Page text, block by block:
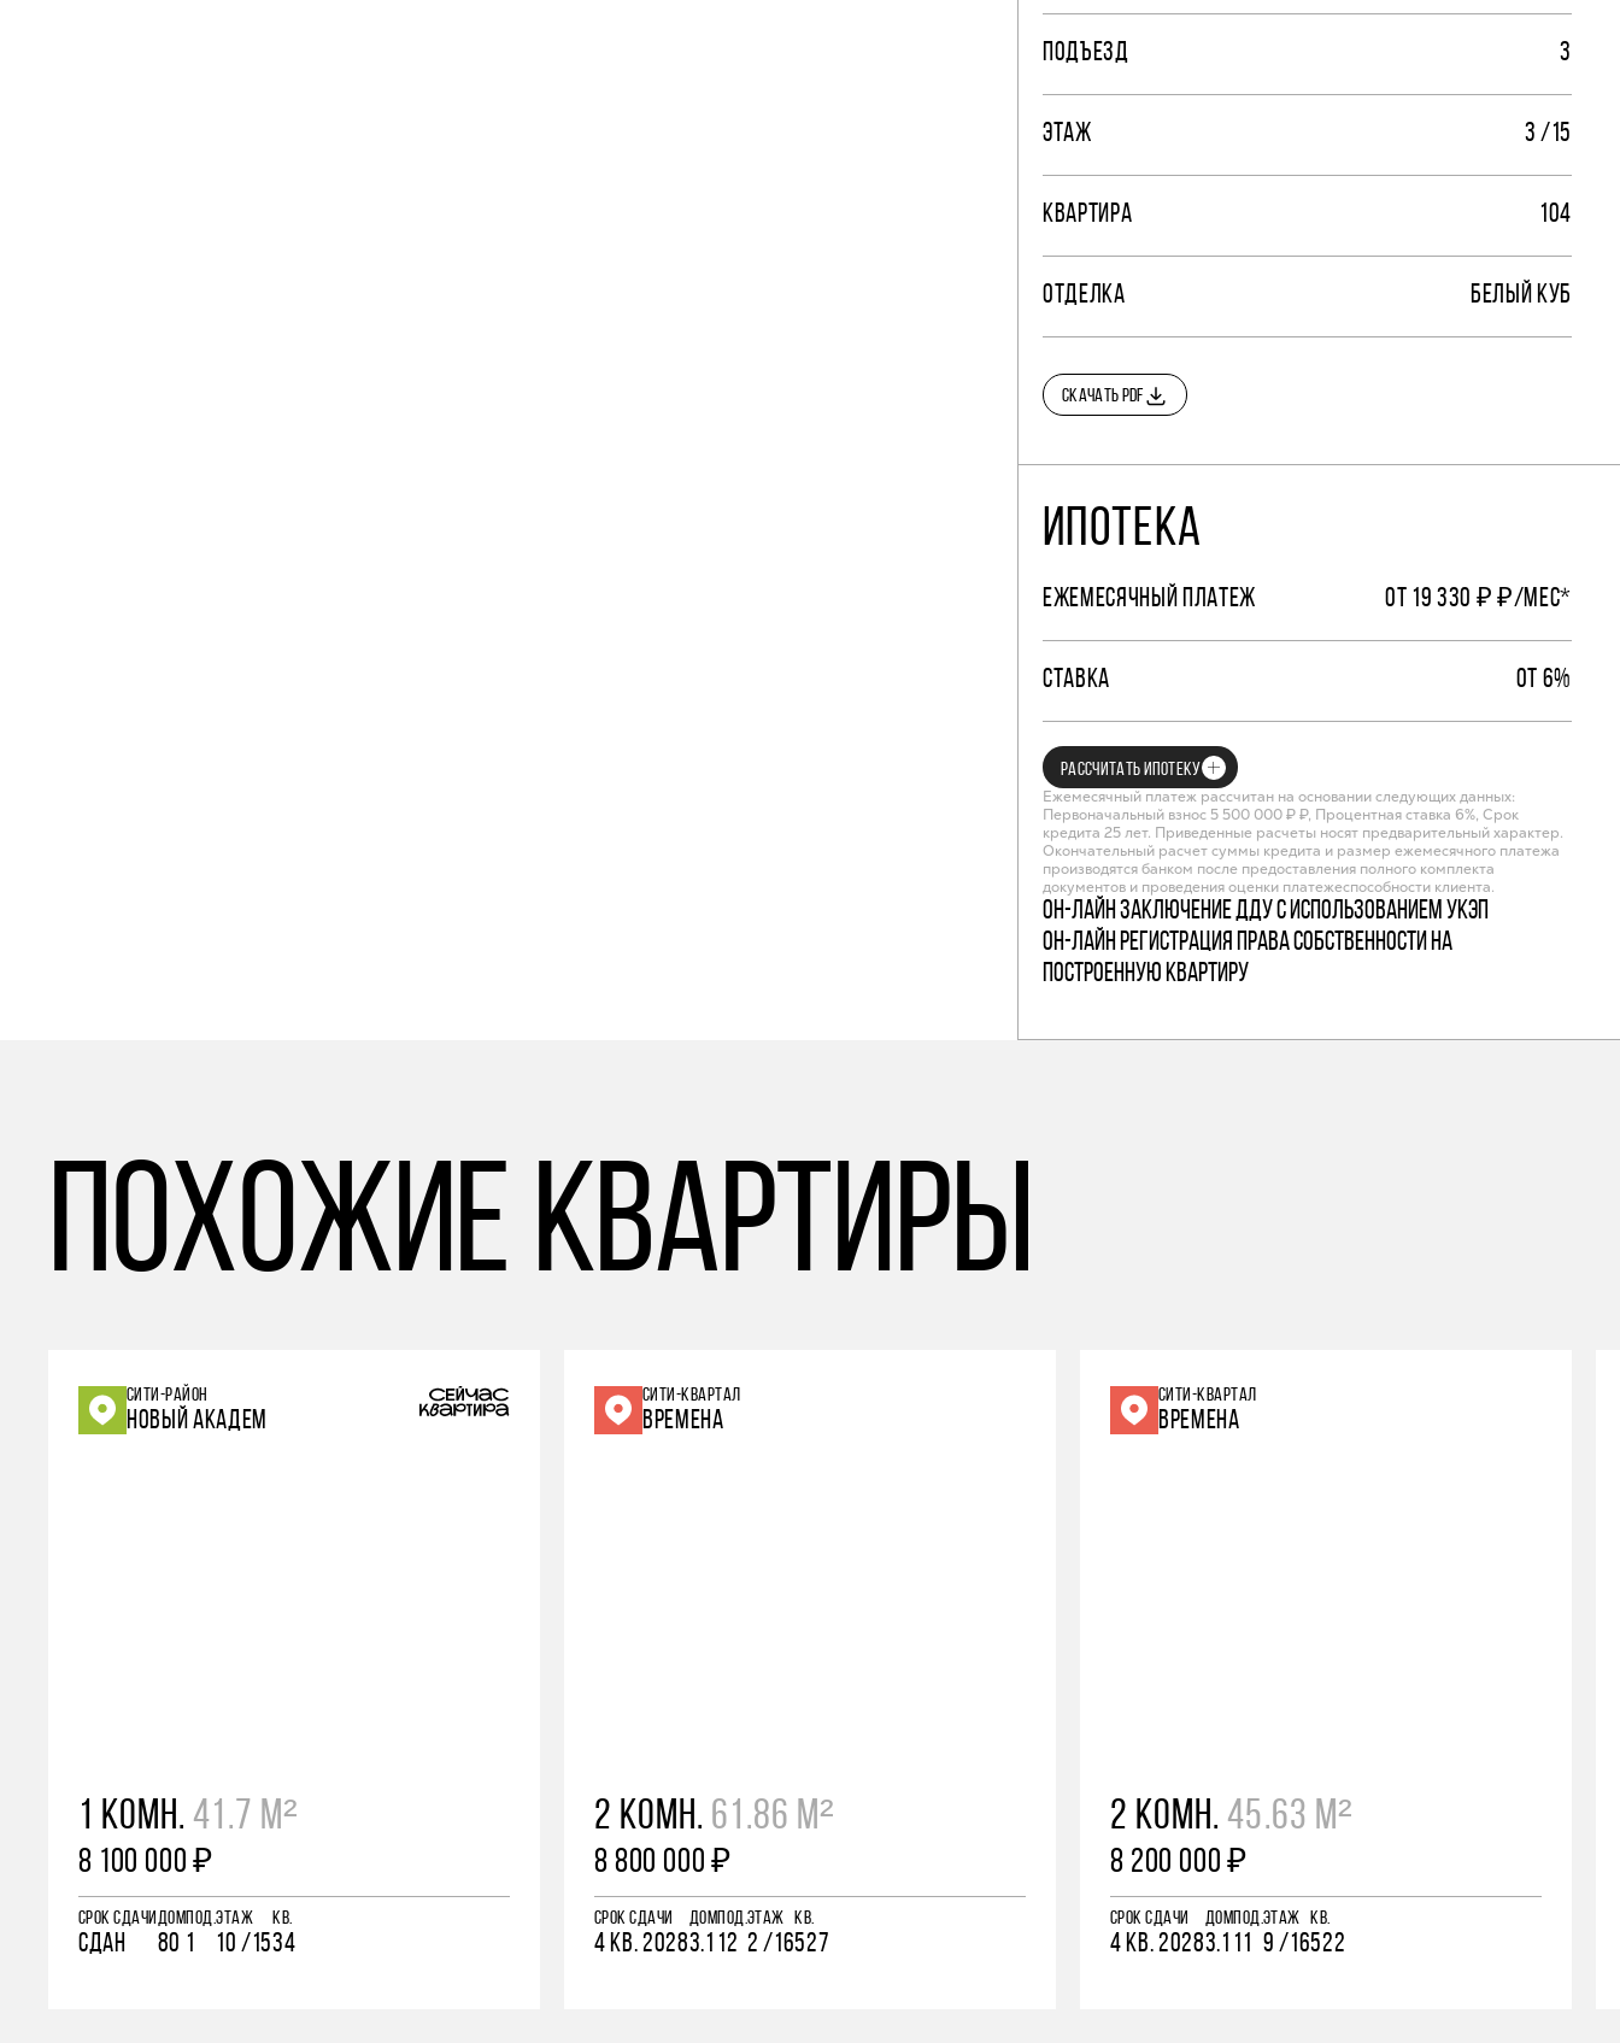
ПОДЪЕЗД 3
ЭТАЖ 3 /15
КВАРТИРА 104
ОТДЕЛКА БЕЛЫЙ КУБ
СКАЧАТЬ PDF
ИПОТЕКА
ЕЖЕМЕСЯЧНЫЙ ПЛАТЕЖ ОТ 19 330 ₽ ₽/МЕС*
СТАВКА ОТ 6%
РАССЧИТАТЬ ИПОТЕКУ
Ежемесячный платеж рассчитан на основании следующих данных:
Первоначальный взнос 5 500 000 ₽ ₽, Процентная ставка 6%, Срок
кредита 25 лет. Приведенные расчеты носят предварительный характер.
Окончательный расчет суммы кредита и размер ежемесячного платежа
производятся банком после предоставления полного комплекта
документов и проведения оценки платежеспособности клиента.
Он-лайн заключение ДДУ с использованием УКЭП
Он-лайн регистрация права собственности на
построенную квартиру
похожие квартиры
СИТИ-РАЙОН
НОВЫЙ АКАДЕМ
1 КОМН. 41.7 М²
8 100 000 ₽
СРОК СДАЧИ
СДАН
ДОМ
80
ПОД.
1
ЭТАЖ
10 /15
КВ.
34
СИТИ-КВАРТАЛ
ВРЕМЕНА
2 КОМН. 61.86 М²
8 800 000 ₽
СРОК СДАЧИ
4 КВ. 2028
ДОМ
3.1
ПОД.
12
ЭТАЖ
2 /16
КВ.
527
СИТИ-КВАРТАЛ
ВРЕМЕНА
2 КОМН. 45.63 М²
8 200 000 ₽
СРОК СДАЧИ
4 КВ. 2028
ДОМ
3.1
ПОД.
11
ЭТАЖ
9 /16
КВ.
522